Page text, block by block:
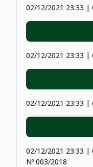
02/12/2021 23:33 |
02/12/2021 23:33 |
02/12/2021 23:33 |
02/12/2021 23:33 |
Nº 003/2018